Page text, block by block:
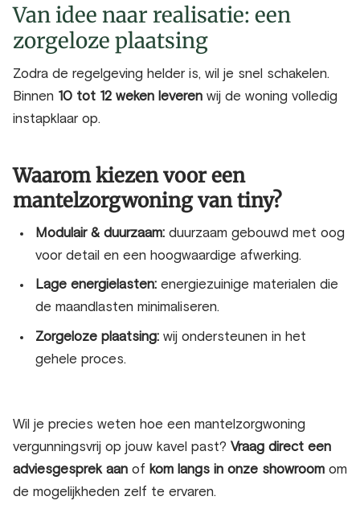
Van idee naar realisatie: een
zorgeloze plaatsing
Zodra de regelgeving helder is, wil je snel schakelen.
Binnen 10 tot 12 weken leveren wij de woning volledig
instapklaar op.
Waarom kiezen voor een
mantelzorgwoning van tiny?
Modulair & duurzaam: duurzaam gebouwd met oog
voor detail en een hoogwaardige afwerking.
Lage energielasten: energiezuinige materialen die
de maandlasten minimaliseren.
Zorgeloze plaatsing: wij ondersteunen in het
gehele proces.
Wil je precies weten hoe een mantelzorgwoning
vergunningsvrij op jouw kavel past? Vraag direct een
adviesgesprek aan of kom langs in onze showroom om
de mogelijkheden zelf te ervaren.